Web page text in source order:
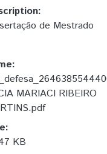
de Mestrado
MARIACI RIBEIRO
KB